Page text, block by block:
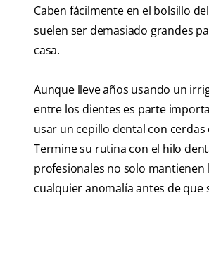
Caben fácilmente en el bolsillo
suelen ser demasiado grandes
casa.
Aunque lleve años usando un
entre los dientes es parte
usar un cepillo dental con
Termine su rutina con el hilo
profesionales no solo
cualquier anomalía antes de